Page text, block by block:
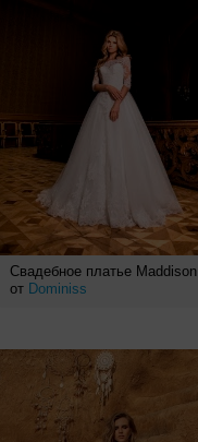
Свадебное платье Maddison
от Dominiss